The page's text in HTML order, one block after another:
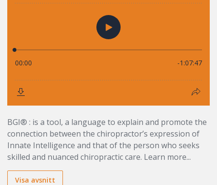
BGI® : is a tool, a language to explain and promote the
connection between the chiropractor’s expression of
Innate Intelligence and that of the person who seeks
skilled and nuanced chiropractic care. Learn more...
Visa avsnitt